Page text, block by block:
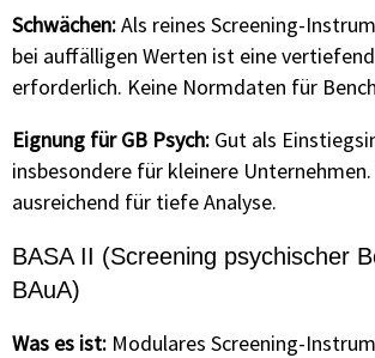
Schwächen:Als reines Screening-
bei auffälligen Werten ist eine
erforderlich. Keine Normdaten für
Eignung für GB Psych: Gut als
insbesondere für kleinere
ausreichend für tiefe Analyse.
BASA II (Screening psychischer
BAuA)
Was es ist: Modulares Screening-